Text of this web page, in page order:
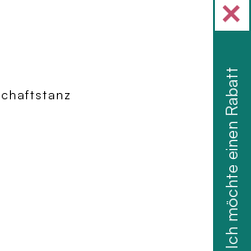
Ich möchte einen Rabatt